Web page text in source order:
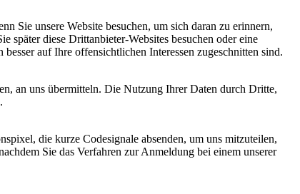
Sie unsere Website besuchen, um sich daran zu erinnern,
später diese Drittanbieter-Websites besuchen oder eine
auf Ihre offensichtlichen Interessen zugeschnitten sind.
an uns übermitteln. Die Nutzung Ihrer Daten durch Dritte,
die kurze Codesignale absenden, um uns mitzuteilen,
Sie das Verfahren zur Anmeldung bei einem unserer